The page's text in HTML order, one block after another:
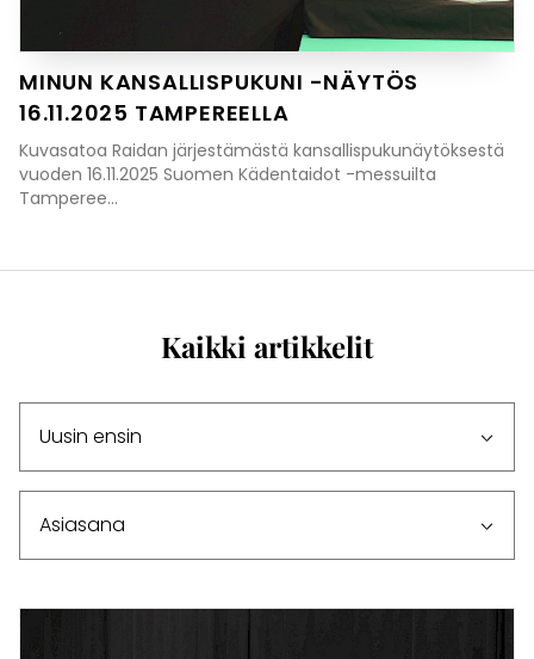
MINUN KANSALLISPUKUNI -NÄYTÖS
16.11.2025 TAMPEREELLA
Kuvasatoa Raidan järjestämästä kansallispukunäytöksestä
vuoden 16.11.2025 Suomen Kädentaidot -messuilta
Tamperee...
Kaikki artikkelit